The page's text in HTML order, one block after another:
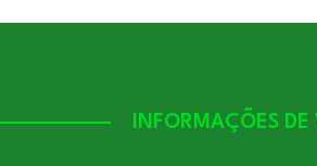
INFORMAÇÕES